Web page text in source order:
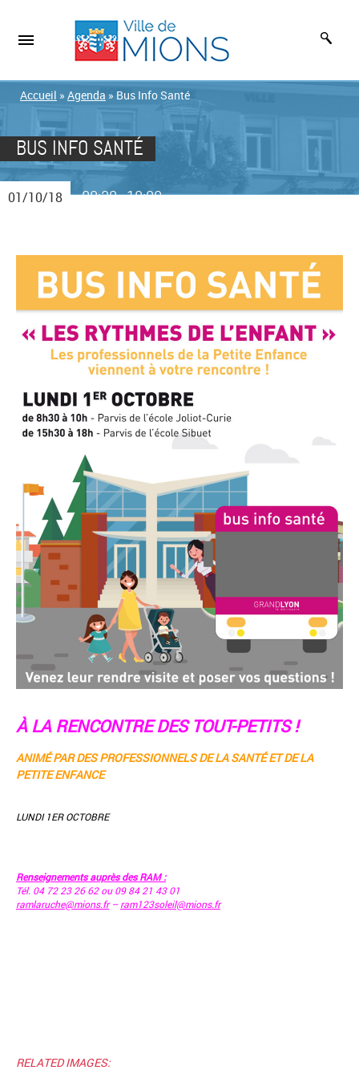
Accueil » Agenda » Bus Info Santé
BUS INFO SANTÉ
01/10/18 08:30-18:00
À LA RENCONTRE DES TOUT-PETITS !
ANIMÉ PAR DES PROFESSIONNELS DE LA SANTÉ ET DE LA
PETITE ENFANCE
LUNDI 1ER OCTOBRE
Renseignements auprès des RAM :
Tél. 04 72 23 26 62 ou 09 84 21 43 01
ramlaruche@mions.fr–ram123soleil@mions.fr
RELATED IMAGES: